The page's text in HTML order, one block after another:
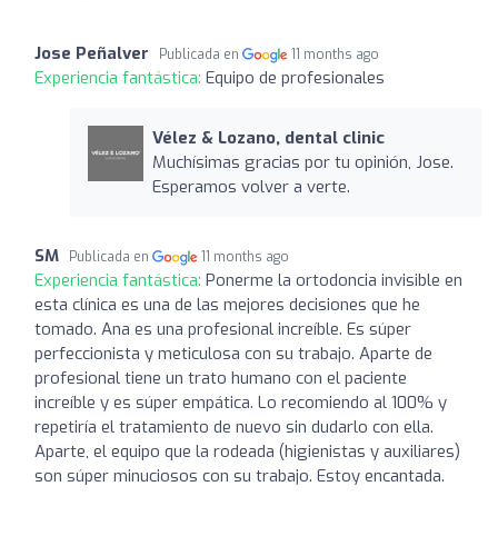
Jose Peñalver Publicada en 11 months ago
Experiencia fantástica: Equipo de profesionales
Vélez & Lozano, dental clinic
Muchísimas gracias por tu opinión, Jose.
Esperamos volver a verte.
SM Publicada en 11 months ago
Experiencia fantástica: Ponerme la ortodoncia invisible en
esta clínica es una de las mejores decisiones que he
tomado. Ana es una profesional increíble. Es súper
perfeccionista y meticulosa con su trabajo. Aparte de
profesional tiene un trato humano con el paciente
increíble y es súper empática. Lo recomiendo al 100% y
repetiría el tratamiento de nuevo sin dudarlo con ella.
Aparte, el equipo que la rodeada (higienistas y auxiliares)
son súper minuciosos con su trabajo. Estoy encantada.